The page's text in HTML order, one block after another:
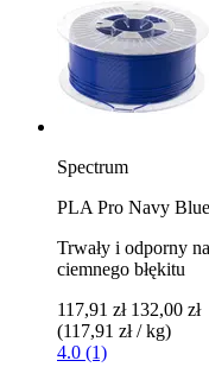
Spectrum
PLA Pro Navy Blue
Trwały i odporny
ciemnego błękitu
117,91 zł 132,00 zł
(117,91 zł / kg)
4.0 (1)